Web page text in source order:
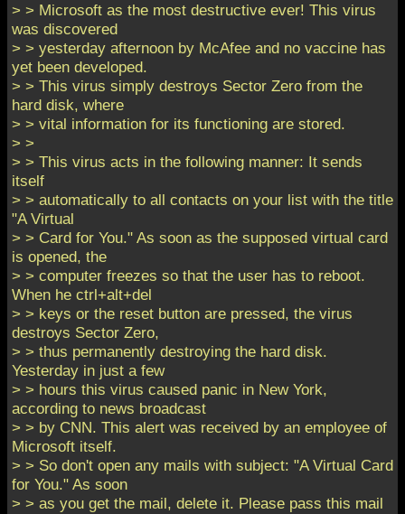
> > Microsoft as the most destructive ever! This virus
was discovered
> > yesterday afternoon by McAfee and no vaccine has
yet been developed.
> > This virus simply destroys Sector Zero from the
hard disk, where
> > vital information for its functioning are stored.
> >
> > This virus acts in the following manner: It sends
itself
> > automatically to all contacts on your list with the title
"A Virtual
> > Card for You." As soon as the supposed virtual card
is opened, the
> > computer freezes so that the user has to reboot.
When he ctrl+alt+del
> > keys or the reset button are pressed, the virus
destroys Sector Zero,
> > thus permanently destroying the hard disk.
Yesterday in just a few
> > hours this virus caused panic in New York,
according to news broadcast
> > by CNN. This alert was received by an employee of
Microsoft itself.
> > So don't open any mails with subject: "A Virtual Card
for You." As soon
> > as you get the mail, delete it. Please pass this mail